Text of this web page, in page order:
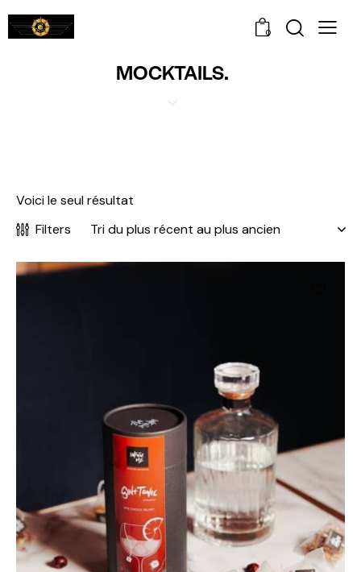
0
MOCKTAILS.
Voici le seul résultat
Filters